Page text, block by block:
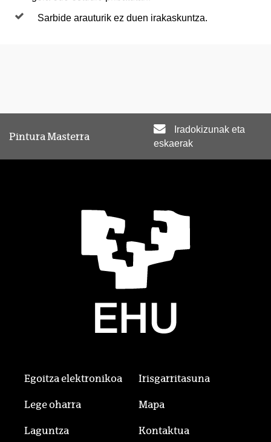
Sarbide arauturik ez duen irakaskuntza.
Pintura Masterra
Iradokizunak eta
eskaerak
Egoitza elektronikoa Irisgarritasuna
Lege oharra Mapa
Laguntza Kontaktua